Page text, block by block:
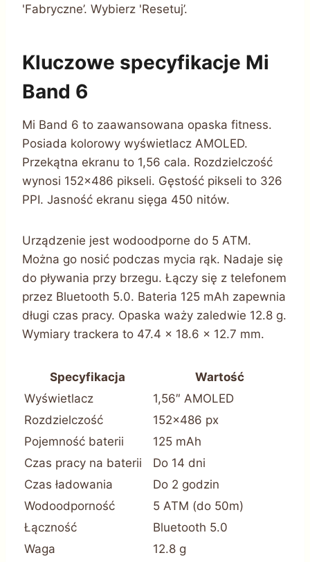
'Fabryczne’. Wybierz 'Resetuj’.
Kluczowe specyfikacje Mi
Band 6
Mi Band 6 to zaawansowana opaska fitness.
Posiada kolorowy wyświetlacz AMOLED.
Przekątna ekranu to 1,56 cala. Rozdzielczość
wynosi 152×486 pikseli. Gęstość pikseli to 326
PPI. Jasność ekranu sięga 450 nitów.
Urządzenie jest wodoodporne do 5 ATM.
Można go nosić podczas mycia rąk. Nadaje się
do pływania przy brzegu. Łączy się z telefonem
przez Bluetooth 5.0. Bateria 125 mAh zapewnia
długi czas pracy. Opaska waży zaledwie 12.8 g.
Wymiary trackera to 47.4 x 18.6 x 12.7 mm.
Specyfikacja
Wartość
Wyświetlacz
1,56″ AMOLED
Rozdzielczość
152×486 px
Pojemność baterii
125 mAh
Czas pracy na baterii
Do 14 dni
Czas ładowania
Do 2 godzin
Wodoodporność
5 ATM (do 50m)
Łączność
Bluetooth 5.0
Waga
12.8 g